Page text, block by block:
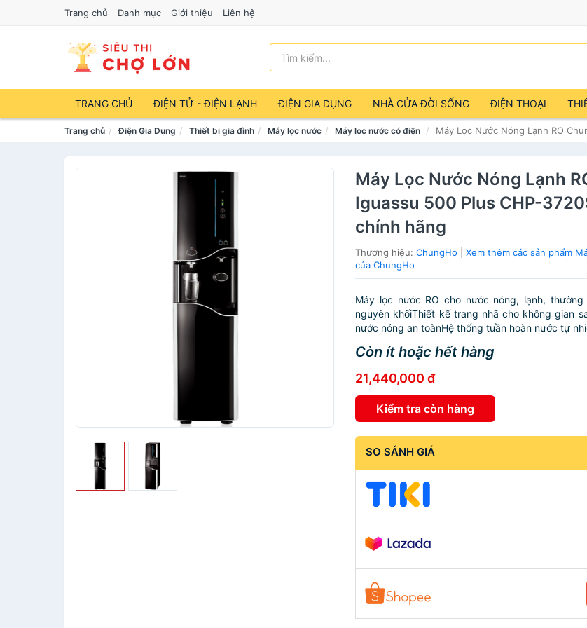
Trang chủ Danh mục Giới thiệu Liên hệ
TRANG CHỦ ĐIỆN TỬ - ĐIỆN LẠNH ĐIỆN GIA DỤNG NHÀ CỬA ĐỜI SỐNG ĐIỆN THOẠI
Trang chủ Điện Gia Dụng Thiết bị gia đình Máy lọc nước Máy lọc nước có điện Máy Lọc Nước Nóng Lạnh RO
Máy Lọc Nước Nóng Lạnh
Iguassu 500 Plus CHP-
chính hãng
Thương hiệu:ChungHo |Xem thêm các sản phẩm
của ChungHo
Máy lọc nước RO cho nước nóng, lạnh,
nguyên khốiThiết kế trang nhã cho không gian
nước nóng an toànHệ thống tuần hoàn nước tự
Còn ít hoặc hết hàng
21,440,000 đ
Kiểm tra còn hàng
SO SÁNH GIÁ